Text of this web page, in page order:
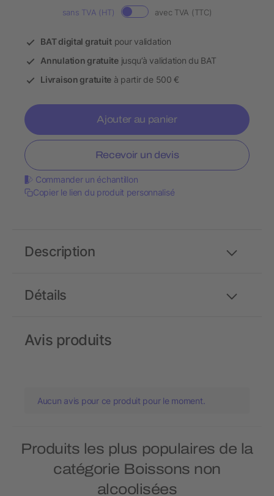
sans TVA (HT) avec TVA (TTC)
BAT digital gratuitpour validation
Annulation gratuitejusqu’à validation du BAT
Livraison gratuite à partir de 500 €
Ajouter au panier
Recevoir un devis
Commander un échantillon
Copier le lien du produit personnalisé
Détails
Description
Avis produits
Aucun avis pour ce produit pour le moment.
Produits les plus populaires de la
catégorie Boissons non
alcoolisées